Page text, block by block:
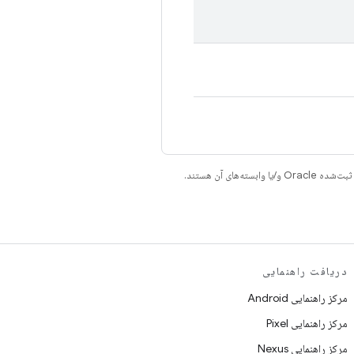
دریافت راهنمایی
مرکز راهنمایی Android
مرکز راهنمایی Pixel
مرکز راهنمایی Nexus